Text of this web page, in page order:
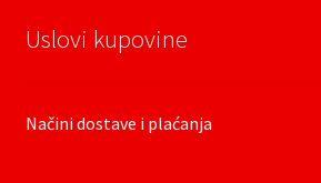
Uslovi kupovine
Načini dostave i plaćanja